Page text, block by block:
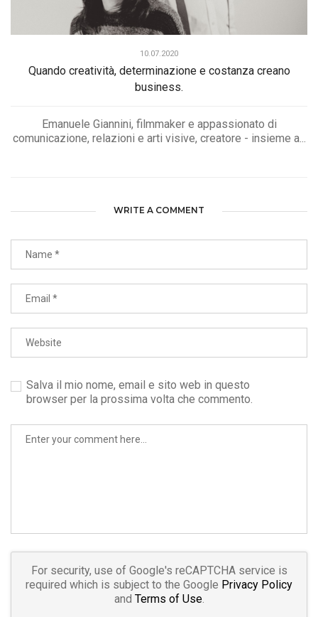
10.07.2020
Quando creatività, determinazione e costanza creano
business.
Emanuele Giannini, filmmaker e appassionato di
comunicazione, relazioni e arti visive, creatore - insieme a...
WRITE A COMMENT
Salva il mio nome, email e sito web in questo
browser per la prossima volta che commento.
For security, use of Google's reCAPTCHA service is
required which is subject to the Google Privacy Policy
and Terms of Use.